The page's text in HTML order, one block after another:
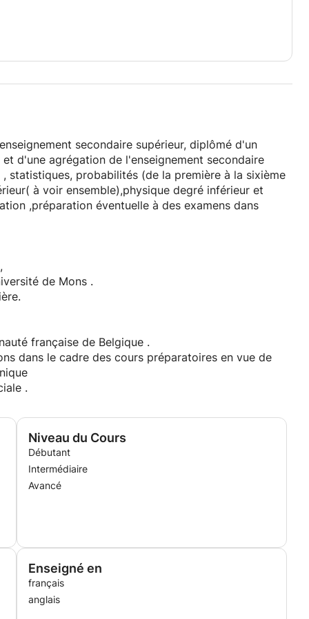
secondaire supérieur, diplômé d'un
d'une agrégation de l'enseignement secondaire
statistiques, probabilités (de la première à la sixième
à voir ensemble),physique degré inférieur et
,préparation éventuelle à des examens dans
de Mons .
française de Belgique .
dans le cadre des cours préparatoires en vue de
.
Niveau du Cours
Débutant
Intermédiaire
Avancé
Enseigné en
français
anglais